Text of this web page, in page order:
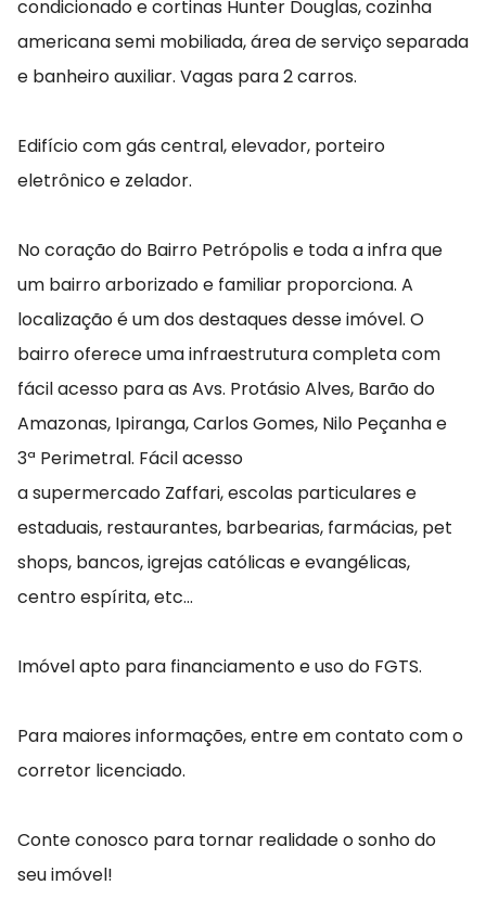
condicionado e cortinas Hunter Douglas, cozinha
americana semi mobiliada, área de serviço separada
e banheiro auxiliar. Vagas para 2 carros.
Edifício com gás central, elevador, porteiro
eletrônico e zelador.
No coração do Bairro Petrópolis e toda a infra que
um bairro arborizado e familiar proporciona. A
localização é um dos destaques desse imóvel. O
bairro oferece uma infraestrutura completa com
fácil acesso para as Avs. Protásio Alves, Barão do
Amazonas, Ipiranga, Carlos Gomes, Nilo Peçanha e
3ª Perimetral. Fácil acesso
a supermercado Zaffari, escolas particulares e
estaduais, restaurantes, barbearias, farmácias, pet
shops, bancos, igrejas católicas e evangélicas,
centro espírita, etc...
Imóvel apto para financiamento e uso do FGTS.
Para maiores informações, entre em contato com o
corretor licenciado.
Conte conosco para tornar realidade o sonho do
seu imóvel!